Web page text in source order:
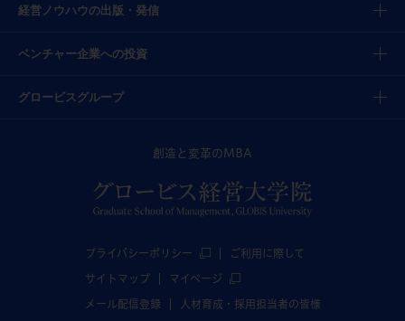
経営ノウハウの出版・発信
ベンチャー企業への投資
グロービスグループ
創造と変革のMBA
プライバシーポリシー ご利用に際して
サイトマップ マイページ
メール配信登録 人材育成・採用担当者の皆様